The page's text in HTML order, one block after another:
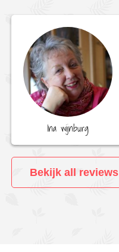
Ina wijnburg
Bekijk all reviews